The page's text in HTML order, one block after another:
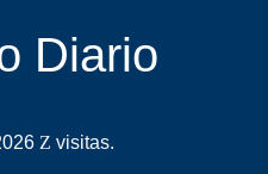
Diario
visitas.